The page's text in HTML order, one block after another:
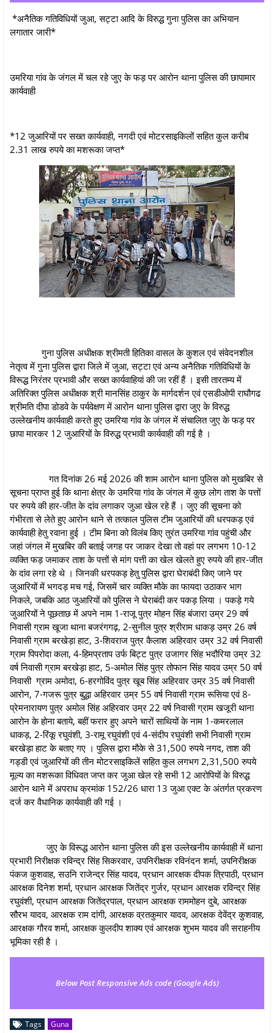
*अनैतिक गतिविधियों जुआ, सट्टा आदि के विरुद्ध गुना पुलिस का अभियान
लगातार जारी*
उमरिया गांव के जंगल में चल रहे जुए के फड़ पर आरोन थाना पुलिस की छापामार
कार्यवाही
*12 जुआरियों पर सख्त कार्यवाही, नगदी एवं मोटरसाइकिलों सहित कुल करीब
2.31 लाख रुपये का मशरूका जप्त*
गुना पुलिस अधीक्षक श्रीमती हितिका वासल के कुशल एवं संवेदनशील
नेतृत्व में गुना पुलिस द्वारा जिले में जुआ, सट्टा एवं अन्य अनैतिक गतिविधियों के
विरूद्ध निरंतर प्रभावी और सख्त कार्यवाहियां की जा रहीं हैं । इसी तारतम्‍य में
अतिरिक्‍त पुलिस अधीक्षक श्री मानसिंह ठाकुर के मार्गदर्शन एवं एसडीओपी राघौगढ
श्रीमति दीपा डोडवे के पर्यवेक्षण में आरोन थाना पुलिस द्वारा जुए के विरुद्ध
उल्लेखनीय कार्यवाही करते हुए उमरिया गांव के जंगल में संचालित जुए के फड़ पर
छापा मारकर 12 जुआरियों के विरुद्ध प्रभावी कार्यवाही की गई है ।
गत दिनांक 26 मई 2026 की शाम आरोन थाना पुलिस को मुखबिर से
सूचना प्राप्त हुई कि थाना क्षेत्र के उमरिया गांव के जंगल में कुछ लोग ताश के पत्तों
पर रुपये की हार-जीत के दांव लगाकर जुआ खेल रहे हैं । जुए की सूचना को
गंभीरता से लेते हुए आरोन थाने से तत्काल पुलिस टीम जुआरियों की धरपकड़ एवं
कार्यवाही हेतु रवाना हुई । टीम बिना को विलंब किए तुरंत उमरिया गांव पहुंची और
जहां जंगल में मुखबिर की बताई जगह पर जाकर देखा तो वहां पर लगभग 10-12
व्यक्ति फड़ जमाकर ताश के पत्तों से मांग पत्ती का खेल खेलते हुए रुपये की हार-जीत
के दांव लगा रहे थे । जिनकी धरपकड़ हेतु पुलिस द्वारा घेराबंदी किए जाने पर
जुआरियों में भगदड़ मच गई, जिसमें चार व्यक्ति मौके का फायदा उठाकर भाग
निकले, जबकि आठ जुआरियों को पुलिस ने घेराबंदी कर पकड़ लिया । पकड़े गये
जुआरियों ने पूछताछ में अपने नाम 1-राजू पुत्र मोहन सिंह बंजारा उम्र 29 वर्ष
निवासी ग्राम खूजा थाना बजरंगगढ़, 2-सुनील पुत्र श्रीराम धाकड़ उम्र 26 वर्ष
निवासी ग्राम बरखेड़ा हाट, 3-शिवराज पुत्र कैलाश अहिरवार उम्र 32 वर्ष निवासी
ग्राम पिपरोदा कला, 4-हिमप्रताप उर्फ बिट्ट पुत्र उजागर सिंह भदौरिया उम्र 32
वर्ष निवासी ग्राम बरखेड़ा हाट, 5-अमोल सिंह पुत्र तोफान सिंह यादव उम्र 50 वर्ष
निवासी ग्राम अमोदा, 6-हरगोविंद पुत्र खूब सिंह अहिरवार उम्र 35 वर्ष निवासी
आरोन, 7-गजरू पुत्र बुद्धा अहिरवार उम्र 55 वर्ष निवासी ग्राम रूसिया एवं 8-
प्रेमनारायण पुत्र अमोल सिंह अहिरवार उम्र 22 वर्ष निवासी ग्राम खजूरी थाना
आरोन के होना बताये, बहीं फरार हुए अपने चारों साथियों के नाम 1-कमरलाल
धाकड़, 2-रिंकू रघुवंशी, 3-रामू रघुवंशी एवं 4-संदीप रघुवंशी सभी निवासी ग्राम
बरखेड़ा हाट के बताए गए । पुलिस द्वारा मौके से 31,500 रुपये नगद, ताश की
गड्डी एवं जुआरियों की तीन मोटरसाइकिलें सहित कुल लगभग 2,31,500 रुपये
मूल्य का मशरूका विधिवत जप्त कर जुआ खेल रहे सभी 12 आरोपियों के विरुद्ध
आरोन थाने में अपराध क्रमांक 152/26 धारा 13 जुआ एक्ट के अंतर्गत प्रकरण
दर्ज कर वैधानिक कार्यवाही की गई ।
जुए के विरूद्ध आरोन थाना पुलिस की इस उल्लेखनीय कार्यवाही में थाना
प्रभारी निरीक्षक रविन्द्र सिंह सिकरवार, उपनिरीक्षक रविनंदन शर्मा, उपनिरीक्षक
पंकज कुशवाह, सउनि राजेन्द्र सिंह यादव, प्रधान आरक्षक दीपक त्रिपाठी, प्रधान
आरक्षक दिनेश शर्मा, प्रधान आरक्षक जितेंद्र गुर्जर, प्रधान आरक्षक रविन्द्र सिंह
रघुवंशी, प्रधान आरक्षक जितेंद्रपाल, प्रधान आरक्षक राममोहन दुबे, आरक्षक
सौरभ यादव, आरक्षक राम दांगी, आरक्षक व्रतकुमार यादव, आरक्षक देवेंद्र कुशवाह,
आरक्षक गौरव शर्मा, आरक्षक कुलदीप शाक्य एवं आरक्षक शुभम यादव की सराहनीय
भूमिका रही है ।
Below Post Responsive Ads code (Google Ads)
Tags Guna